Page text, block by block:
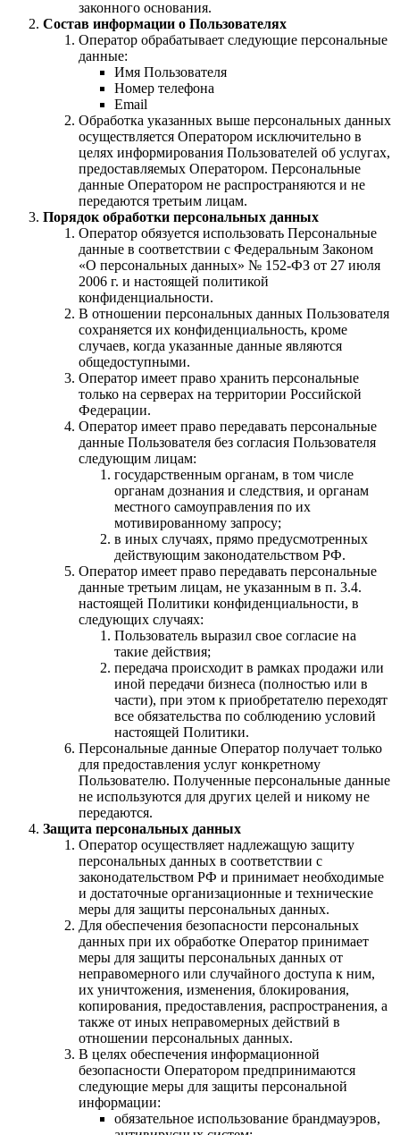
законного основания.
Состав информации о Пользователях
Оператор обрабатывает следующие персональные
данные:
Имя Пользователя
Номер телефона
Email
Обработка указанных выше персональных данных
осуществляется Оператором исключительно в
целях информирования Пользователей об услугах,
предоставляемых Оператором. Персональные
данные Оператором не распространяются и не
передаются третьим лицам.
Порядок обработки персональных данных
Оператор обязуется использовать Персональные
данные в соответствии с Федеральным Законом
«О персональных данных» № 152-ФЗ от 27 июля
2006 г. и настоящей политикой
конфиденциальности.
В отношении персональных данных Пользователя
сохраняется их конфиденциальность, кроме
случаев, когда указанные данные являются
общедоступными.
Оператор имеет право хранить персональные
только на серверах на территории Российской
Федерации.
Оператор имеет право передавать персональные
данные Пользователя без согласия Пользователя
следующим лицам:
государственным органам, в том числе
органам дознания и следствия, и органам
местного самоуправления по их
мотивированному запросу;
в иных случаях, прямо предусмотренных
действующим законодательством РФ.
Оператор имеет право передавать персональные
данные третьим лицам, не указанным в п. 3.4.
настоящей Политики конфиденциальности, в
следующих случаях:
Пользователь выразил свое согласие на
такие действия;
передача происходит в рамках продажи или
иной передачи бизнеса (полностью или в
части), при этом к приобретателю переходят
все обязательства по соблюдению условий
настоящей Политики.
Персональные данные Оператор получает только
для предоставления услуг конкретному
Пользователю. Полученные персональные данные
не используются для других целей и никому не
передаются.
Защита персональных данных
Оператор осуществляет надлежащую защиту
персональных данных в соответствии с
законодательством РФ и принимает необходимые
и достаточные организационные и технические
меры для защиты персональных данных.
Для обеспечения безопасности персональных
данных при их обработке Оператор принимает
меры для защиты персональных данных от
неправомерного или случайного доступа к ним,
их уничтожения, изменения, блокирования,
копирования, предоставления, распространения, а
также от иных неправомерных действий в
отношении персональных данных.
В целях обеспечения информационной
безопасности Оператором предпринимаются
следующие меры для защиты персональной
информации:
обязательное использование брандмауэров,